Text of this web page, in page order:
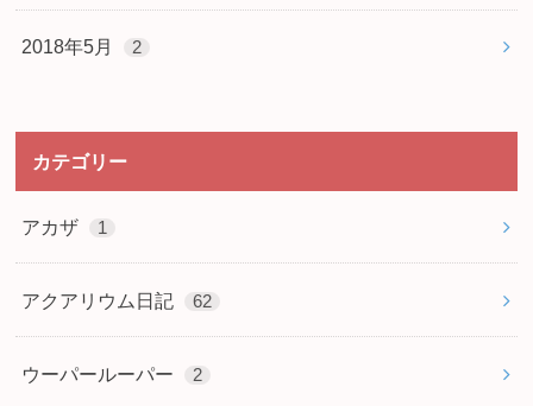
2018年5月 2
カテゴリー
アカザ 1
アクアリウム日記 62
ウーパールーパー 2